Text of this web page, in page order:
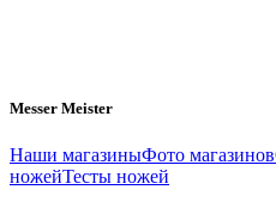
Messer Meister
Наши магазиныФото магазинов
ножейТесты ножей